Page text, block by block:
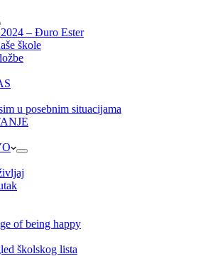
– Đuro Ester
škole
u posebnim situacijama
of being happy
školskog lista